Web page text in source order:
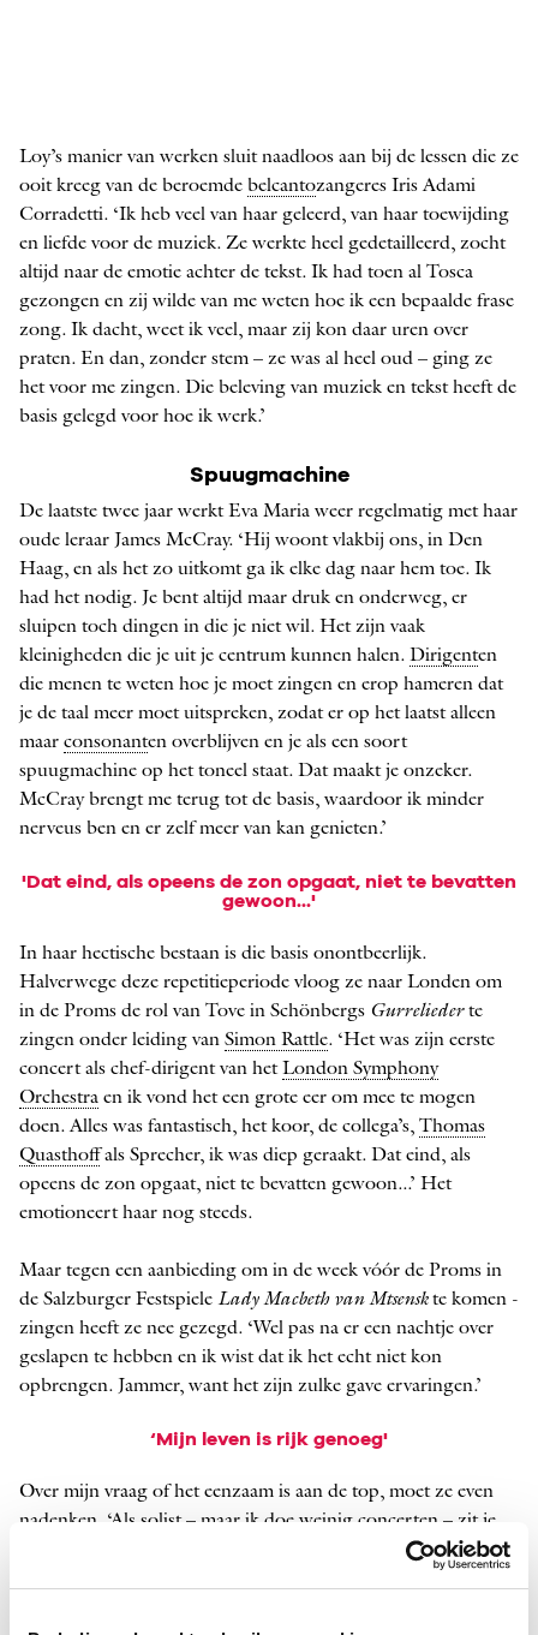
Loy’s manier van werken sluit naadloos aan bij de lessen die ze
ooit kreeg van de beroemde belcantozangeres Iris Adami
Corradetti. ‘Ik heb veel van haar geleerd, van haar toewijding
en liefde voor de muziek. Ze werkte heel gedetailleerd, zocht
altijd naar de emotie achter de tekst. Ik had toen al Tosca
gezongen en zij wilde van me weten hoe ik een bepaalde frase
zong. Ik dacht, weet ik veel, maar zij kon daar uren over
praten. En dan, zonder stem – ze was al heel oud – ging ze
het voor me zingen. Die beleving van muziek en tekst heeft de
basis gelegd voor hoe ik werk.’
Spuugmachine
De laatste twee jaar werkt Eva Maria weer regelmatig met haar
oude leraar James McCray. ‘Hij woont vlakbij ons, in Den
Haag, en als het zo uitkomt ga ik elke dag naar hem toe. Ik
had het nodig. Je bent altijd maar druk en onderweg, er
sluipen toch dingen in die je niet wil. Het zijn vaak
kleinigheden die je uit je centrum kunnen halen. Dirigenten
die menen te weten hoe je moet zingen en erop hameren dat
je de taal meer moet uitspreken, zodat er op het laatst alleen
maar consonanten overblijven en je als een soort
spuugmachine op het toneel staat. Dat maakt je onzeker.
McCray brengt me terug tot de basis, waardoor ik minder
nerveus ben en er zelf meer van kan genieten.’
'Dat eind, als opeens de zon opgaat, niet te bevatten
gewoon...'
In haar hectische bestaan is die basis onontbeerlijk.
Halverwege deze repetitieperiode vloog ze naar Londen om
in de Proms de rol van Tove in Schönbergs Gurreliederte
zingen onder leiding van Simon Rattle. ‘Het was zijn eerste
concert als chef-dirigent van hetLondon Symphony
Orchestra en ik vond het een grote eer om mee te mogen
doen. Alles was fantastisch, het koor, de collega’s, Thomas
Quasthoffals Sprecher, ik was diep geraakt. Dat eind, als
opeens de zon opgaat, niet te bevatten gewoon...’ Het
emotioneert haar nog steeds.
Maar tegen een aanbieding om in de week vóór de Proms in
de Salzburger ­Festspiele Lady Macbeth van Mtsenskte komen ­
zingen heeft ze nee gezegd. ‘Wel pas na er een nachtje over
geslapen te hebben en ik wist dat ik het echt niet kon
opbrengen. Jammer, want het zijn zulke gave ervaringen.’
‘Mijn leven is rijk genoeg'
Over mijn vraag of het eenzaam is aan de top, moet ze even
nadenken. ‘Als solist – maar ik doe weinig concerten – zit je
inderdaad vaak alleen op je hotelkamer en kun je heel eenzaam